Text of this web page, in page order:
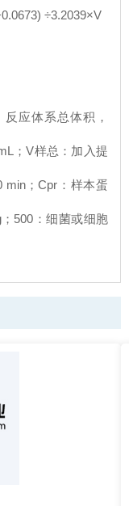
÷3.2039×V
反应体系总体积，
；V样总：加入提
min；Cpr：样本蛋
500：细菌或细胞